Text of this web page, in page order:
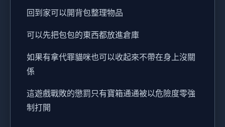
回到家可以開背包整理物品
可以先把包包的東西都放進倉庫
如果有拿代罪貓咪也可以收起來不帶在身上沒關
係
這遊戲戰敗的懲罰只有寶箱通通被以危險度零強
制打開